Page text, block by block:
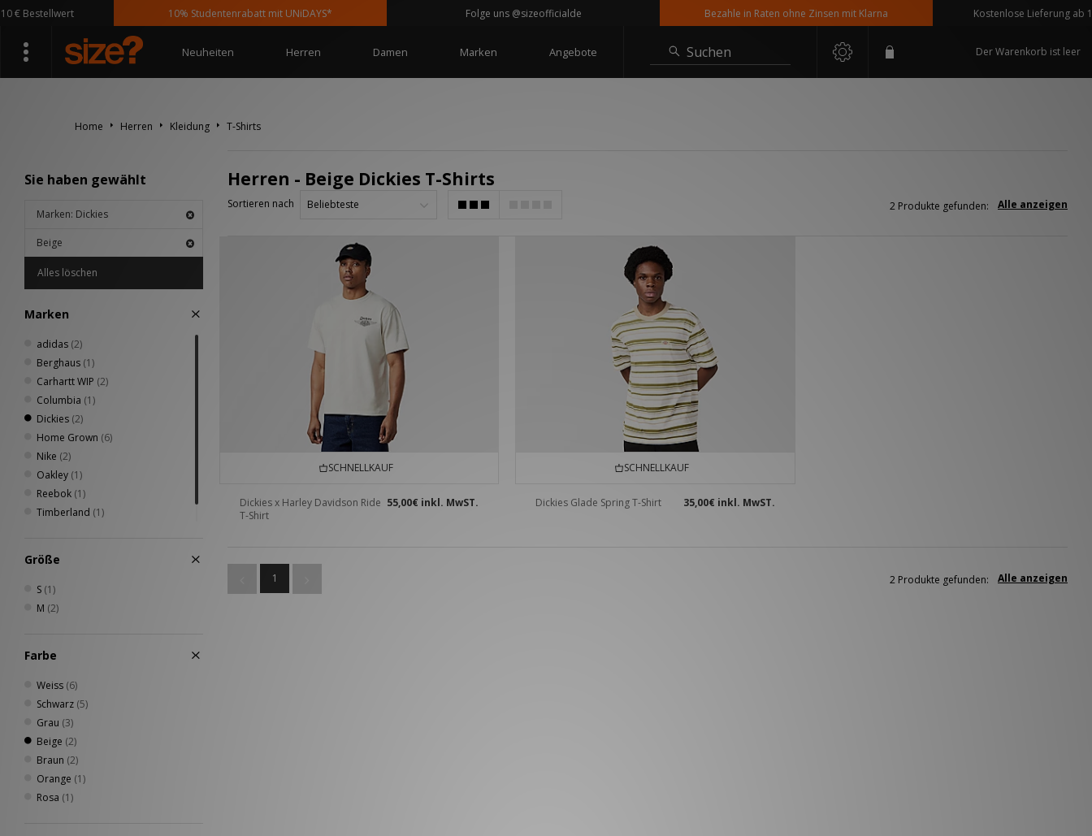
Bestellwert 10% Studentenrabatt mit UNiDAYS* Folge uns @sizeofficialde Bezahle in Raten ohne Zinsen mit Klarna Kostenlose Lieferung ab
Neuheiten Herren Damen Marken Angebote Suchen Der Warenkorb ist leer
Home Herren Kleidung T-Shirts
Sie haben gewählt
Marken: Dickies
Beige
Alles löschen
Marken
adidas (2)
Berghaus (1)
Carhartt WIP (2)
Columbia (1)
Dickies (2)
Home Grown (6)
Nike (2)
Oakley (1)
Reebok (1)
Timberland (1)
Größe
S (1)
M (2)
Farbe
Weiss (6)
Schwarz (5)
Grau (3)
Beige (2)
Braun (2)
Orange (1)
Rosa (1)
Herren - Beige Dickies T-Shirts
Sortieren nach Alle anzeigen
2 Produkte gefunden:
SCHNELLKAUF
Dickies x Harley Davidson Ride
T-Shirt
55,00€ inkl. MwST.
SCHNELLKAUF
Dickies Glade Spring T-Shirt 35,00€ inkl. MwST.
1 Alle anzeigen
2 Produkte gefunden: